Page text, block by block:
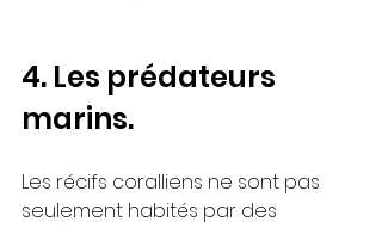
4. Les prédateurs
marins.
Les récifs coralliens ne sont pas
seulement habités par des